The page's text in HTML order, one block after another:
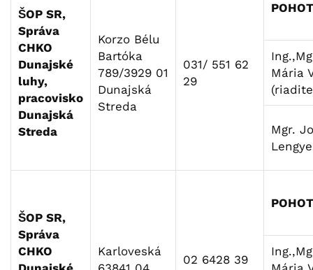
ŠOP SR,
Správa
CHKO
Dunajské
luhy,
pracovisko
Dunajská
Streda
Korzo Bélu
Bartóka
789/3929 01
Dunajská
Streda
031/ 551 62
29
Mária
Mgr.
ŠOP SR,
Správa
CHKO
Karloveská
02 6428 39